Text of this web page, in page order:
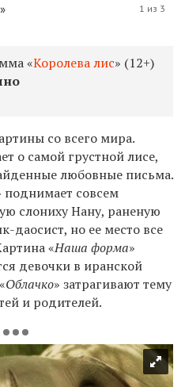
1 из 3
«Королева лис» (12+)
со всего мира.
о самой грустной лисе,
любовные письма.
поднимает совсем
слониху Нану, раненую
даосист, но ее место все
«Наша форма»
девочки в иранской
Облачко» затрагивают тему
и родителей.